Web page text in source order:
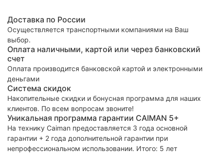
Доставка по России
Осуществляется транспортными компаниями на Ваш
выбор.
Оплата наличными, картой или через банковский
счет
Оплата производится банковской картой и электронными
деньгами
Система скидок
Накопительные скидки и бонусная программа для наших
клиентов. По всем вопросам звоните!
Уникальная программа гарантии CAIMAN 5+
На технику Caiman предоставляется 3 года основной
гарантии + 2 года дополнительной гарантии при
непрофессиональном использовании. Итого: 5 лет